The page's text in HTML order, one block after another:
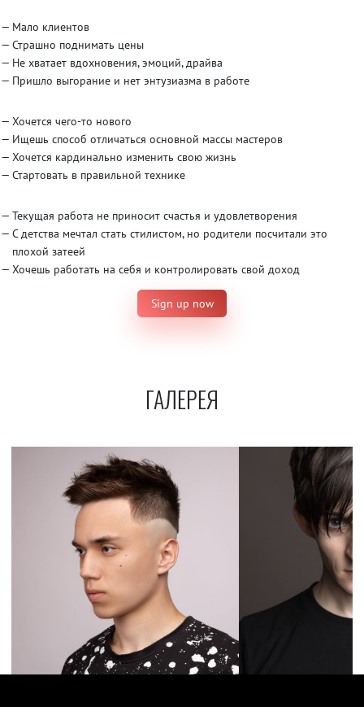
Мало клиентов
Страшно поднимать цены
Не хватает вдохновения, эмоций, драйва
Пришло выгорание и нет энтузиазма в работе
Хочется чего-то нового
Ищешь способ отличаться основной массы мастеров
Хочется кардинально изменить свою жизнь
Стартовать в правильной технике
Текущая работа не приносит счастья и удовлетворения
С детства мечтал стать стилистом, но родители посчитали это
плохой затеей
Хочешь работать на себя и контролировать свой доход
Sign up now
ГАЛЕРЕЯ